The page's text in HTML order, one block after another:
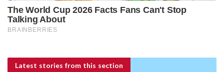
Latest stories from this section